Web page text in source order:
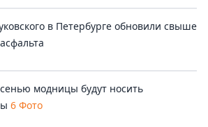
в Петербурге обновили свыше
модницы будут носить
6 Фото